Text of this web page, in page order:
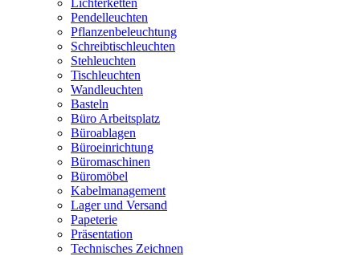
Lichterketten
Pendelleuchten
Pflanzenbeleuchtung
Schreibtischleuchten
Stehleuchten
Tischleuchten
Wandleuchten
Basteln
Büro Arbeitsplatz
Büroablagen
Büroeinrichtung
Büromaschinen
Büromöbel
Kabelmanagement
Lager und Versand
Papeterie
Präsentation
Technisches Zeichnen